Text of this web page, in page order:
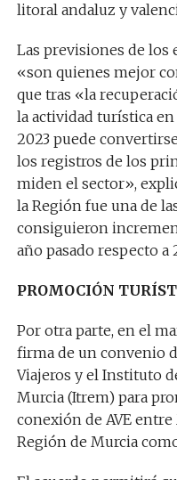
litoral andaluz y
Las previsiones de los
«son quienes mejor
que tras «la
la actividad turística
2023 puede
los registros de los
miden el sector»,
la Región fue una de
consiguieron
año pasado respecto a
PROMOCIÓN
Por otra parte, en el
firma de un convenio
Viajeros y el Instituto
Murcia (Itrem) para
conexión de AVE
Región de Murcia